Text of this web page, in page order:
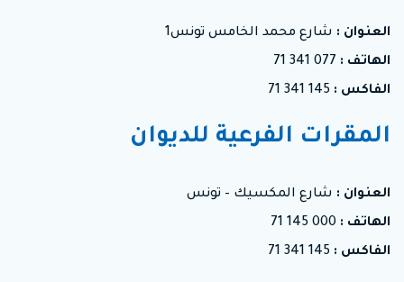
العنوان : شارع محمد الخامس تونس1
الهاتف :
الفاكس :
المقرات الفرعية للديوان
العنوان : شارع المكسيك – تونس
الهاتف :
الفاكس :